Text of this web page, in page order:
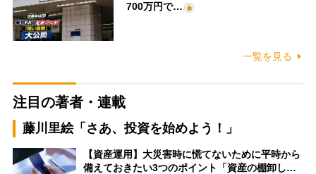
700万円で…
一覧を見る
注目の著者・連載
藤川里絵「さあ、投資を始めよう！」
【資産運用】大災害時に慌てないために平時から
備えておきたい3つのポイント「資産の棚卸し…